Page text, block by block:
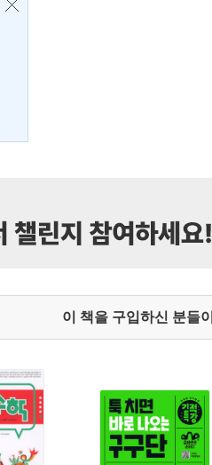
이 책을 구입하신 분들이